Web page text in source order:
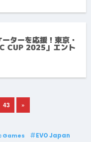
ターを応援！東京・
CUP 2025」エント
43 »
Games EVO Japan